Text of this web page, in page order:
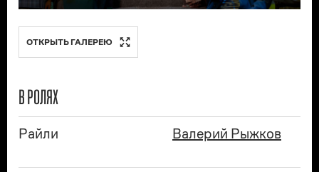
ОТКРЫТЬ ГАЛЕРЕЮ
В РОЛЯХ
Райли Валерий Рыжков